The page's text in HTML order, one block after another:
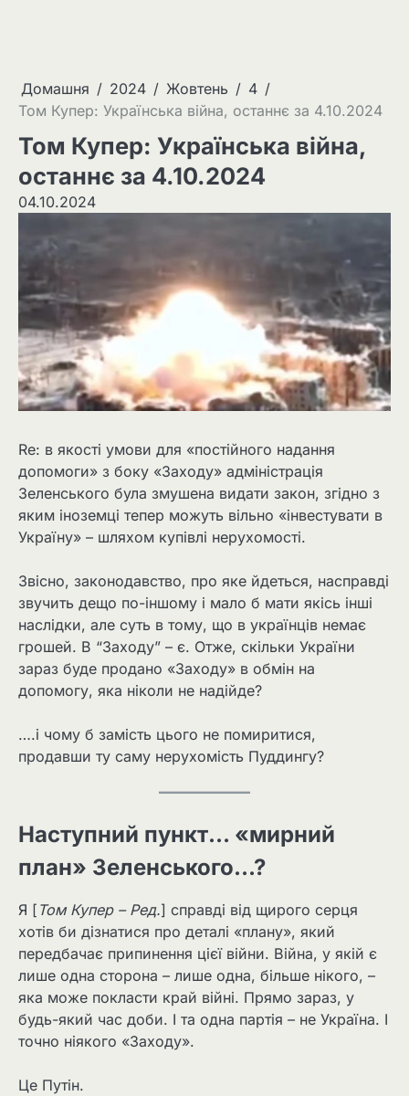
Домашня 2024 Жовтень
4
Том Купер: Українська війна, останнє за 4.10.2024
Том Купер: Українська війна,
останнє за 4.10.2024
04.10.2024
Re: в якості умови для «постійного надання
допомоги» з боку «Заходу» адміністрація
Зеленського була змушена видати закон, згідно з
яким іноземці тепер можуть вільно «інвестувати в
Україну» – шляхом купівлі нерухомості.
Звісно, ​​законодавство, про яке йдеться, насправді
звучить дещо по-іншому і мало б мати якісь інші
наслідки, але суть в тому, що в українців немає
грошей. В “Заходу” – є. Отже, скільки України
зараз буде продано «Заходу» в обмін на
допомогу, яка ніколи не надійде?
….і чому б замість цього не помиритися,
продавши ту саму нерухомість Пуддингу?
Наступний пункт… «мирний
план» Зеленського…?
Я [ Том Купер – Ред.] справді від щирого серця
хотів би дізнатися про деталі «плану», який
передбачає припинення цієї війни. Війна, у якій є
лише одна сторона – лише одна, більше нікого, –
яка може покласти край війні. Прямо зараз, у
будь-який час доби. І та одна партія – не Україна. І
точно ніякого «Заходу».
Це Путін.